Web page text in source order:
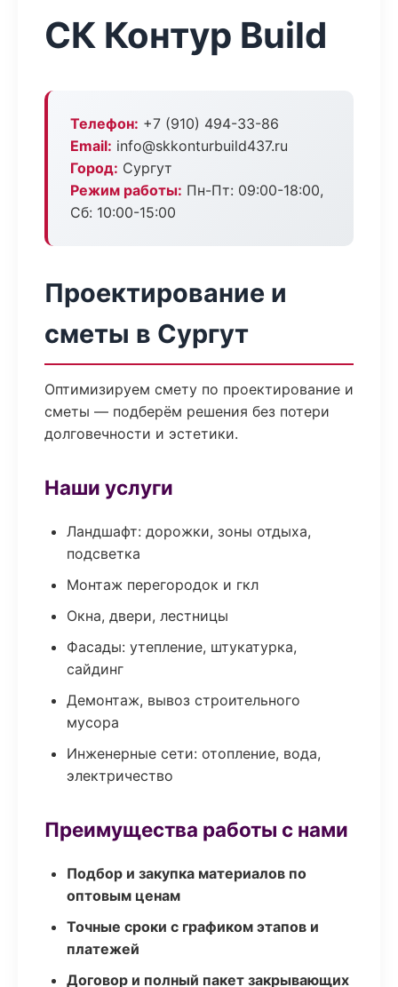
СК Контур Build
Телефон: +7 (910) 494-33-86
Email: info@skkonturbuild437.ru
Город: Сургут
Режим работы: Пн-Пт: 09:00-18:00,
Сб: 10:00-15:00
Проектирование и
сметы в Сургут
Оптимизируем смету по проектирование и
сметы — подберём решения без потери
долговечности и эстетики.
Наши услуги
Ландшафт: дорожки, зоны отдыха,
подсветка
Монтаж перегородок и гкл
Окна, двери, лестницы
Фасады: утепление, штукатурка,
сайдинг
Демонтаж, вывоз строительного
мусора
Инженерные сети: отопление, вода,
электричество
Преимущества работы с нами
Подбор и закупка материалов по
оптовым ценам
Точные сроки с графиком этапов и
платежей
Договор и полный пакет закрывающих